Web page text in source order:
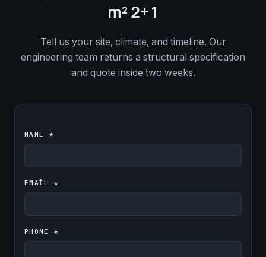
m² 2+1
Tell us your site, climate, and timeline. Our
engineering team returns a structural specification
and quote inside two weeks.
NAME *
EMAIL *
PHONE *